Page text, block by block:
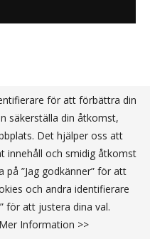
för att förbättra din
säkerställa din åtkomst,
Det hjälper oss att
innehåll och smidig åtkomst
”Jag godkänner” för att
och andra identifierare
för att justera dina val.
Mer Information >>